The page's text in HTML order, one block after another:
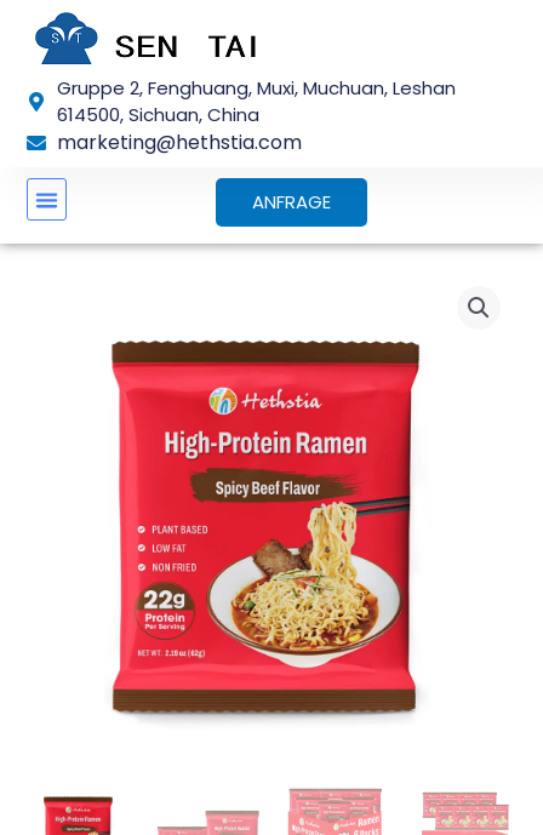
Inhalt
Gruppe 2, Fenghuang, Muxi, Muchuan, Leshan
614500, Sichuan, China
marketing@hethstia.com
ANFRAGE